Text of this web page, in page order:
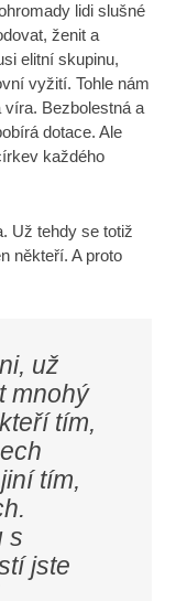
lidi slušné
ženit a
elitní skupinu,
vyžití. Tohle nám
Bezbolestná a
dotace. Ale
každého
Už tehdy se totiž
někteří. A proto
už
mnohý
tím,
tím,
s
jste